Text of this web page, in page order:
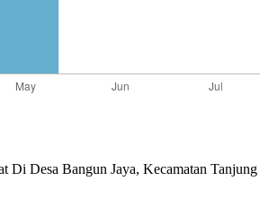
Desa Bangun Jaya, Kecamatan